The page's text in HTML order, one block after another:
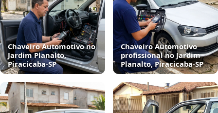
Chaveiro Automotivo no
Jardim Planalto,
Piracicaba‑SP
Chaveiro Automotivo
profissional no Jardim
Planalto, Piracicaba‑SP